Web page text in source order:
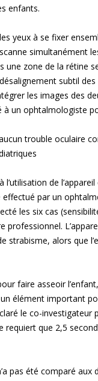
enfants.
yeux à se fixer
simultanément
zone de la rétine
subtil
les images des
un ophtalmologiste
trouble oculaire
de
par un
les six cas
alors que
faire asseoir
élément important
le co-investigateur
que 2,5
pas été comparé